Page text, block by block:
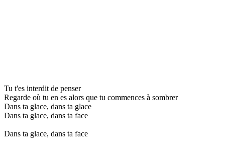
Tu t'es interdit de penser
Regarde où tu en es alors que tu commences à sombrer
Dans ta glace, dans ta glace
Dans ta glace, dans ta face
Dans ta glace, dans ta face